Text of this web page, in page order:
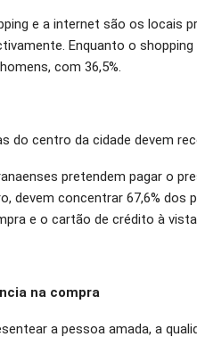
e a internet são os locais
Enquanto o
com 36,5%.
do centro da cidade devem
pretendem pagar o
devem concentrar 67,6% dos
e o cartão de crédito à
na compra
a pessoa amada, a